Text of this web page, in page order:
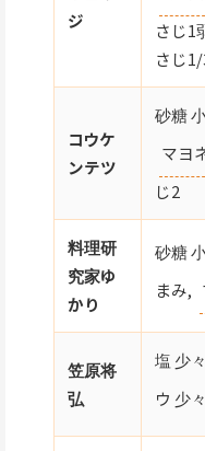
ジ
さじ1
さじ
コウケ
ンテツ
砂糖
マヨ
じ2
料理研
究家ゆ
かり
砂糖
まみ,
笠原将
弘
塩 少
ウ 少